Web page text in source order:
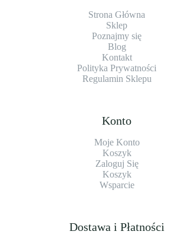
Strona Główna
Sklep
Poznajmy się
Blog
Kontakt
Polityka Prywatności
Regulamin Sklepu
Konto
Moje Konto
Koszyk
Zaloguj Się
Koszyk
Wsparcie
Dostawa i Płatności